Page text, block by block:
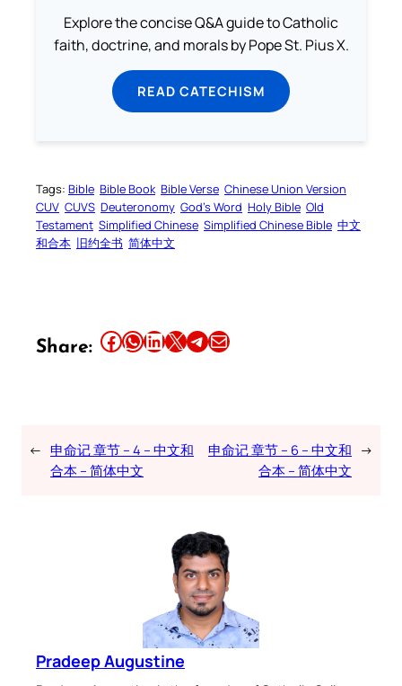
Explore the concise Q&A guide to Catholic
faith, doctrine, and morals by Pope St. Pius X.
READ CATECHISM
Tags: Bible Bible Book Bible Verse Chinese Union Version
CUV CUVS Deuteronomy God’s Word Holy Bible Old
Testament Simplified Chinese Simplified Chinese Bible 中文
和合本 旧约全书 简体中文
Share: Share this article on Facebook Share this article on WhatsApp Share this article on LinkedIn Share this article on X Share this article on TelegramEmail this Article
← 申命记 章节 – 4 – 中文和
合本 – 简体中文
申命记 章节 – 6 – 中文和
合本 – 简体中文
→
Pradeep Augustine